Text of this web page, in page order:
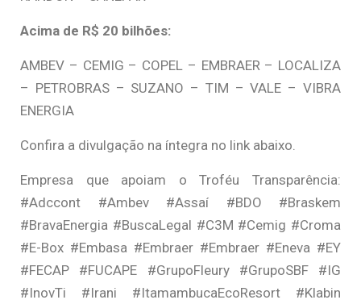
Acima de R$ 20 bilhões:
AMBEV – CEMIG – COPEL – EMBRAER – LOCALIZA
– PETROBRAS – SUZANO – TIM – VALE – VIBRA
ENERGIA
Confira a divulgação na íntegra no link abaixo.
Empresa que apoiam o Troféu Transparência:
#Adccont #Ambev #Assaí #BDO #Braskem
#BravaEnergia #BuscaLegal #C3M #Cemig #Croma
#E-Box #Embasa #Embraer #Embraer #Eneva #EY
#FECAP #FUCAPE #GrupoFleury #GrupoSBF #IG
#InovTi #Irani #ItamambucaEcoResort #Klabin